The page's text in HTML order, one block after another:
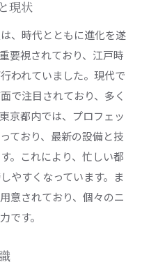
理的な安定感
すフットケアの効果
トケアの役割
ることの社会的意義
フットケアの魅力
におけるフットケアの
アの必要性
アの関連性
現状
、時代とともに進化を遂
要視されており、江戸時
われていました。現代で
で注目されており、多く
京都内では、プロフェッ
ており、最新の設備と技
。これにより、忙しい都
やすくなっています。ま
意されており、個々のニ
です。